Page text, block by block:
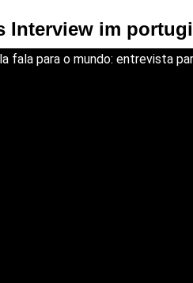
Interview im
fala para o mundo: entrevista